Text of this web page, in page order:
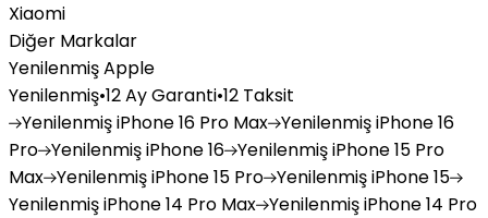
Xiaomi
Diğer Markalar
Yenilenmiş Apple
Yenilenmiş•12 Ay Garanti•12 Taksit
YenilenmişiPhone 16 Pro Max YenilenmişiPhone 16
Pro YenilenmişiPhone 16 YenilenmişiPhone 15 Pro
Max YenilenmişiPhone 15 Pro YenilenmişiPhone 15
YenilenmişiPhone 14 Pro Max YenilenmişiPhone 14 Pro